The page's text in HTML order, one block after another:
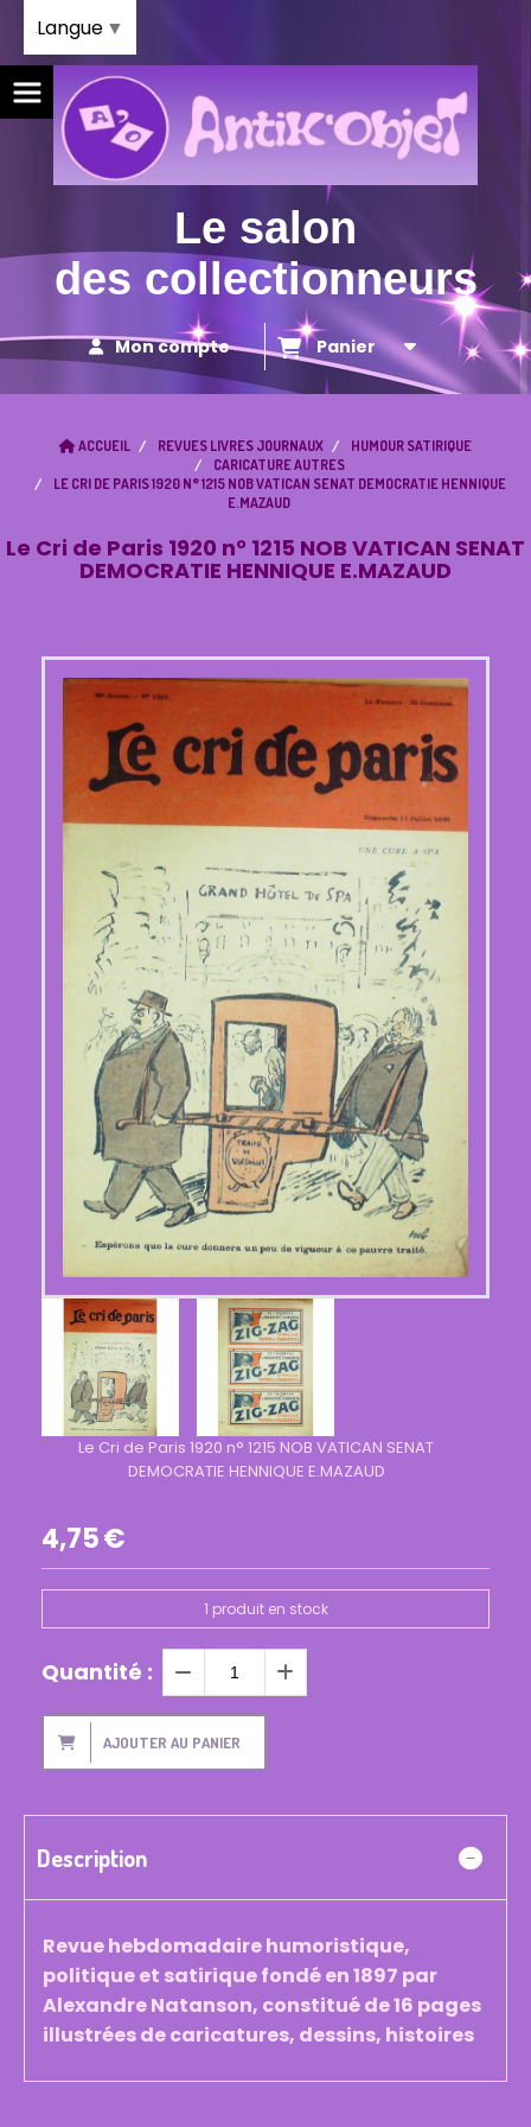
Le salon
des collectionneurs
Mon compte Panier
ACCUEIL REVUES LIVRES JOURNAUX
HUMOUR SATIRIQUE
CARICATURE AUTRES
LE CRI DE PARIS 1920 N° 1215 NOB VATICAN SENAT DEMOCRATIE HENNIQUE
E.MAZAUD
Le Cri de Paris 1920 n° 1215 NOB VATICAN SENAT
DEMOCRATIE HENNIQUE E.MAZAUD
Le Cri de Paris 1920 n° 1215 NOB VATICAN SENAT
DEMOCRATIE HENNIQUE E.MAZAUD
4,75€
1 produit en stock
Quantité :
AJOUTER AU PANIER
Description
Revue hebdomadaire humoristique,
politique et satirique fondé en 1897 par
Alexandre Natanson, constitué de 16 pages
illustrées de caricatures, dessins, histoires
Langue ▼